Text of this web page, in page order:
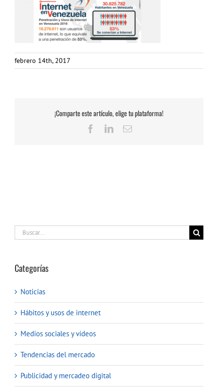
febrero 14th, 2017
¡Comparte este artículo, elige tu plataforma!
Facebook
LinkedInCorreo
Buscar:
Categorías
Noticias
Hábitos y usos de internet
Medios sociales y vídeos
Tendencias del mercado
Publicidad y mercadeo digital